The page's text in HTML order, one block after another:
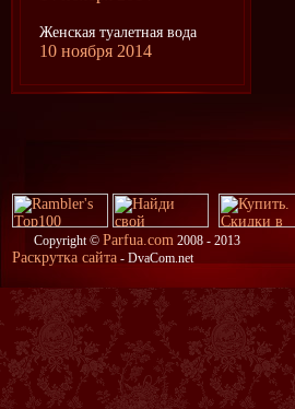
Женская туалетная вода
10 ноября 2014
Copyright © Parfua.com 2008 - 2013
Раскрутка сайта - DvaCom.net